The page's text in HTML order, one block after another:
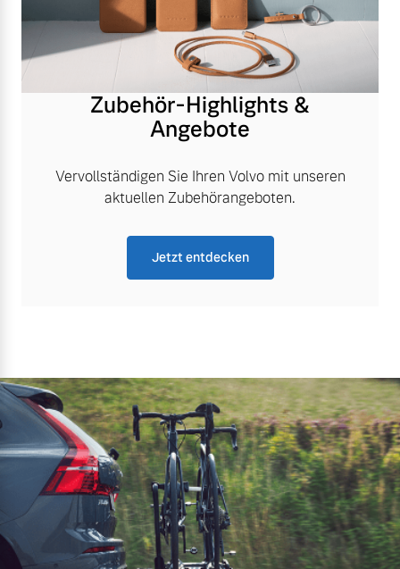
Zubehör-Highlights &
Angebote
Vervollständigen Sie Ihren Volvo mit unseren
aktuellen Zubehörangeboten.
Jetzt entdecken